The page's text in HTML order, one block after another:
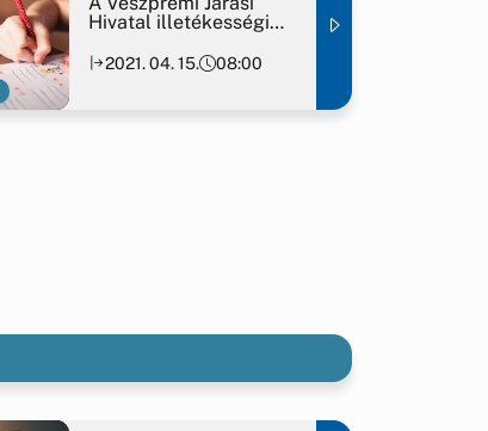
Hivatal illetékességi
általános iskolákba
történő beíratásról
2021. 04. 15. 08:00